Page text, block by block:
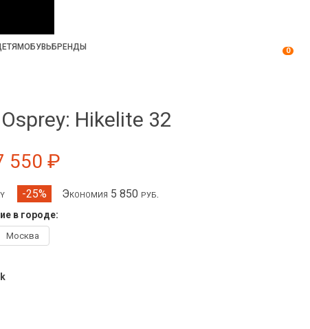
ОБУВЬ БРЕНДЫ 0
Hikelite 32
550 ₽
-25% Экономия 5 850 руб.
в городе:
Москва